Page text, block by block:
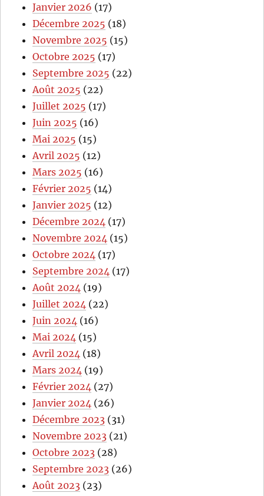
Janvier 2026 (17)
Décembre 2025 (18)
Novembre 2025 (15)
Octobre 2025 (17)
Septembre 2025 (22)
Août 2025 (22)
Juillet 2025 (17)
Juin 2025 (16)
Mai 2025 (15)
Avril 2025 (12)
Mars 2025 (16)
Février 2025 (14)
Janvier 2025 (12)
Décembre 2024 (17)
Novembre 2024 (15)
Octobre 2024 (17)
Septembre 2024 (17)
Août 2024 (19)
Juillet 2024 (22)
Juin 2024 (16)
Mai 2024 (15)
Avril 2024 (18)
Mars 2024 (19)
Février 2024 (27)
Janvier 2024 (26)
Décembre 2023 (31)
Novembre 2023 (21)
Octobre 2023 (28)
Septembre 2023 (26)
Août 2023 (23)